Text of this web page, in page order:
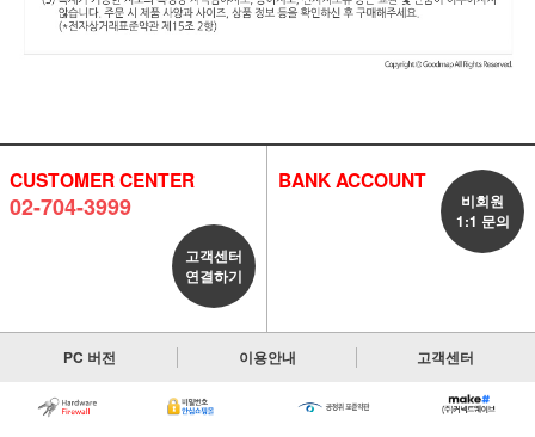
CUSTOMER CENTER
02-704-3999
고객센터
연결하기
BANK ACCOUNT
비회원
1:1 문의
PC 버전 이용안내 고객센터